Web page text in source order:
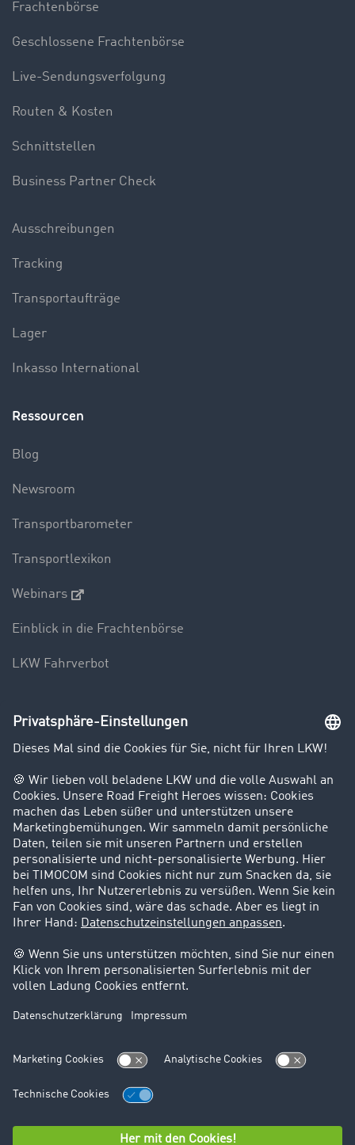
Frachtenbörse
Geschlossene Frachtenbörse
Live-Sendungsverfolgung
Routen & Kosten
Schnittstellen
Business Partner Check
Ausschreibungen
Tracking
Transportaufträge
Lager
Inkasso International
Ressourcen
Blog
Newsroom
Transportbarometer
Transportlexikon
Webinars
Einblick in die Frachtenbörse
LKW Fahrverbot
Unternehmen
Kunden werben Kunden
Success Stories
Karriere
Support
Kontakt
Rechtliches
Impressum
AGB